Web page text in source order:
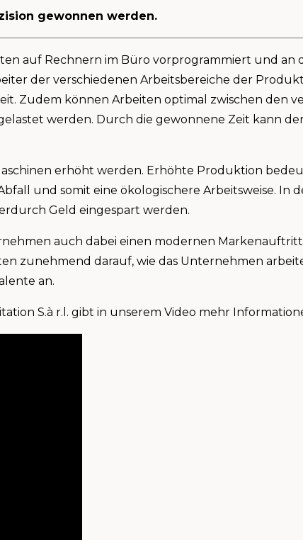
gewonnen werden.
auf Rechnern im Büro vorprogrammiert und an
der verschiedenen Arbeitsbereiche der
Zudem können Arbeiten optimal zwischen den
werden. Durch die gewonnene Zeit kann
erhöht werden. Erhöhte Produktion
und somit eine ökologischere Arbeitsweise. In
Geld eingespart werden.
auch dabei einen modernen
zunehmend darauf, wie das Unternehmen
an.
S.à r.l. gibt in unserem Video mehr